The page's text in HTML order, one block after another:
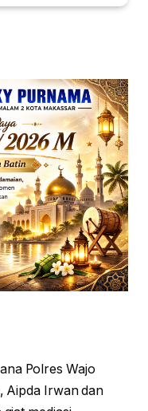
Polres Wajo
Aipda Irwan dan